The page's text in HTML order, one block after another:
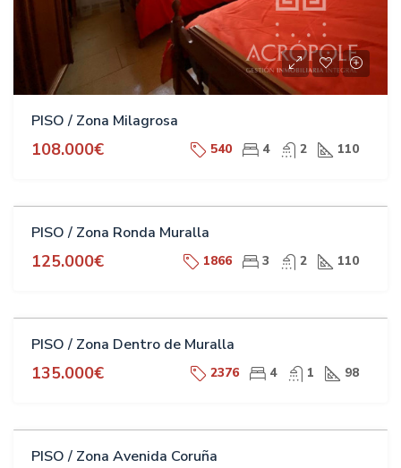
PISO / Zona Milagrosa
108.000€ 540 4 2 110
PISO / Zona Ronda Muralla
125.000€ 1866 3 2 110
PISO / Zona Dentro de Muralla
135.000€ 2376 4 1 98
PISO / Zona Avenida Coruña